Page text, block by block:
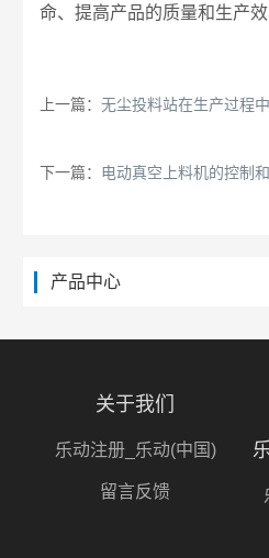
命、提高产品的质量和生产效
上一篇：无尘投料站在生产过程
下一篇： 电动真空上料机的控制和显示
产品中心
关于我们
乐动注册_乐动(中国)
留言反馈